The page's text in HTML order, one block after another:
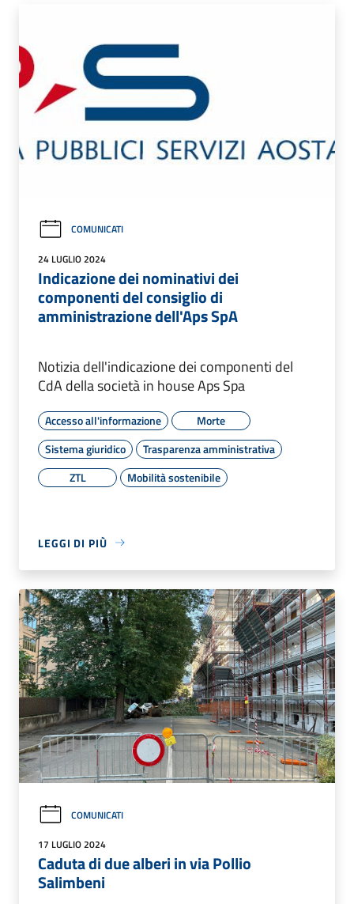
COMUNICATI
24 LUGLIO 2024
Indicazione dei nominativi dei
componenti del consiglio di
amministrazione dell'Aps SpA
Notizia dell'indicazione dei componenti del
CdA della società in house Aps Spa
Accesso all'informazione
Morte
Sistema giuridico
Trasparenza amministrativa
ZTL
Mobilità sostenibile
LEGGI DI PIÙ
COMUNICATI
17 LUGLIO 2024
Caduta di due alberi in via Pollio
Salimbeni